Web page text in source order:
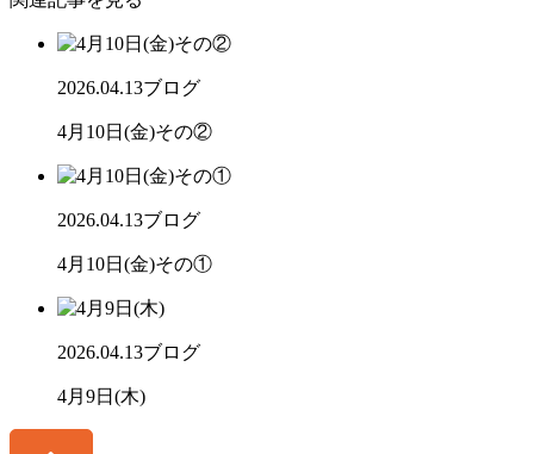
2026.04.13ブログ
4月10日(金)その②
2026.04.13ブログ
4月10日(金)その①
2026.04.13ブログ
4月9日(木)